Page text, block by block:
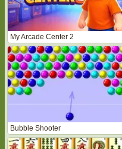
My Arcade Center 2
Bubble Shooter